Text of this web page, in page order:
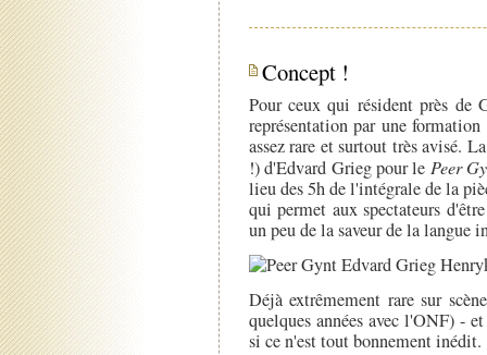
Concept !
Pour ceux qui résident près de
représentation par une
assez rare et surtout très avisé.
!) d'Edvard Grieg pour le Peer
lieu des 5h de l'intégrale de la
qui permet aux spectateurs
un peu de la saveur de la langue
Déjà extrêmement rare sur
quelques années avec l'ONF) -
si ce n'est tout bonnement inédit.